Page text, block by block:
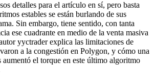
detalles para el artículo en sí, pero basta
estables se están burlando de sus
Sin embargo, tiene sentido, con tanta
ese cuadrante en medio de la venta masiva
yyctrader explica las limitaciones de
a la congestión en Polygon, y cómo una
aumentó el torque en este último algoritmo